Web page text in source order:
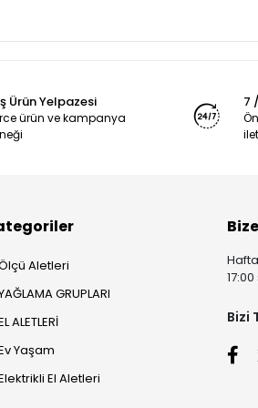
Ürün Yelpazesi
ürün ve kampanya
7
Aletleri
GRUPLARI
ALETLERİ
Yaşam
El Aletleri
Bizi